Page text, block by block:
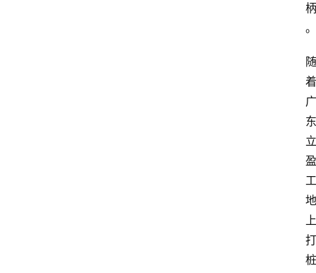
柄
。
随
着
广
东
立
盈
工
地
上
打
桩